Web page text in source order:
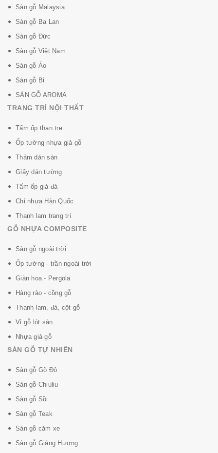
Sàn gỗ Malaysia
Sàn gỗ Ba Lan
Sàn gỗ Đức
Sàn gỗ Việt Nam
Sàn gỗ Áo
Sàn gỗ Bỉ
SÀN GỖ AROMA
TRANG TRÍ NỘI THẤT
Tấm ốp than tre
Ốp tường nhựa giả gỗ
Thảm dán sàn
Giấy dán tường
Tấm ốp giả đá
Chỉ nhựa Hàn Quốc
Thanh lam trang trí
GỖ NHỰA COMPOSITE
Sàn gỗ ngoài trời
Ốp tường - trần ngoài trời
Giàn hoa - Pergola
Hàng rào - cồng gỗ
Thanh lam, đà, cột gỗ
Vỉ gỗ lót sàn
Nhựa giả gỗ
SÀN GỖ TỰ NHIÊN
Sàn gỗ Gõ Đỏ
Sàn gỗ Chiuliu
Sàn gỗ Sồi
Sàn gỗ Teak
Sàn gỗ căm xe
Sàn gỗ Giáng Hương